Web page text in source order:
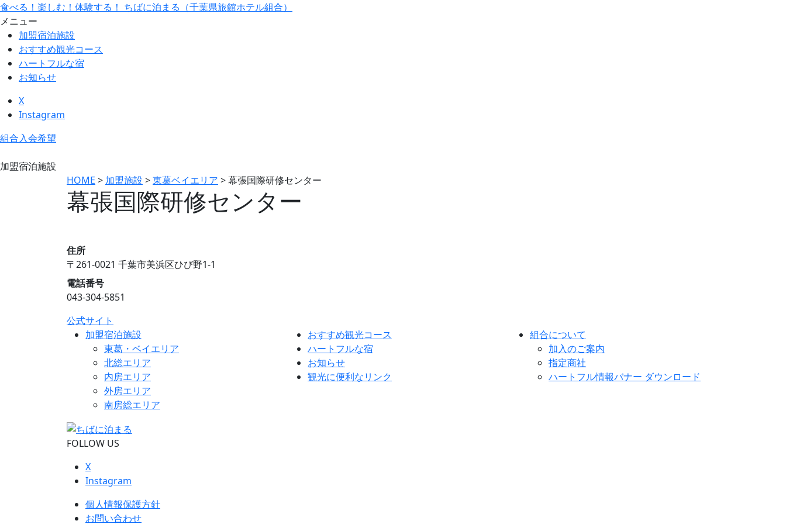
食べる！楽しむ！体験する！ ちばに泊まる（千葉県旅館ホテル組合）
メニュー
加盟宿泊施設
おすすめ観光コース
ハートフルな宿
お知らせ
X
Instagram
組合入会希望
加盟宿泊施設
HOME > 加盟施設 >東葛ベイエリア >幕張国際研修センター
幕張国際研修センター
住所
〒261-0021 千葉市美浜区ひび野1-1
電話番号
043-304-5851
公式サイト
加盟宿泊施設
東葛・ベイエリア
北総エリア
内房エリア
外房エリア
南房総エリア
おすすめ観光コース
ハートフルな宿
お知らせ
観光に便利なリンク
組合について
加入のご案内
指定商社
ハートフル情報バナー ダウンロード
FOLLOW US
X
Instagram
個人情報保護方針
お問い合わせ